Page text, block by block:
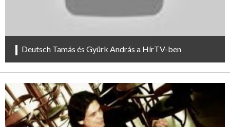
Deutsch Tamás és Gyürk András a HírTV-ben